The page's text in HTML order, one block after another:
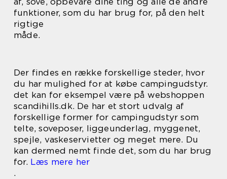
funktioner, som du har brug for, på den helt
rigtige
måde.
Der findes en række forskellige steder, hvor
du har mulighed for at købe campingudstyr.
det kan for eksempel være på webshoppen
scandihills.dk. De har et stort udvalg af
forskellige former for campingudstyr som
telte, soveposer, liggeunderlag, myggenet,
spejle, vaskeservietter og meget mere. Du
kan dermed nemt finde det, som du har brug
for. Læs mere her
.